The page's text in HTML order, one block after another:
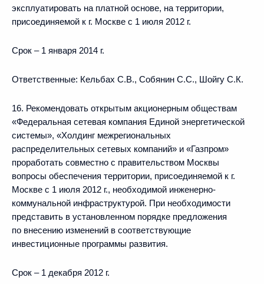
эксплуатировать на платной основе, на территории,
присоединяемой к г. Москве с 1 июля 2012 г.
Срок – 1 января 2014 г.
Ответственные: Кельбах С.В., Собянин С.С., Шойгу С.К.
16. Рекомендовать открытым акционерным обществам
«Федеральная сетевая компания Единой энергетической
системы», «Холдинг межрегиональных
распределительных сетевых компаний» и «Газпром»
проработать совместно с правительством Москвы
вопросы обеспечения территории, присоединяемой к г.
Москве с 1 июля 2012 г., необходимой инженерно-
коммунальной инфраструктурой. При необходимости
представить в установленном порядке предложения
по внесению изменений в соответствующие
инвестиционные программы развития.
Срок – 1 декабря 2012 г.